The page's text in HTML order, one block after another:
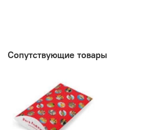
Сопутствующие товары